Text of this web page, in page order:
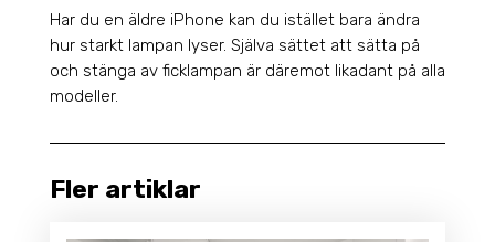
Har du en äldre iPhone kan du istället bara ändra
hur starkt lampan lyser. Själva sättet att sätta på
och stänga av ficklampan är däremot likadant på alla
modeller.
Fler artiklar